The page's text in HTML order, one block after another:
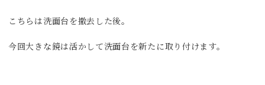
こちらは洗面台を撤去した後。
今回大きな鏡は活かして洗面台を新たに取り付けます。